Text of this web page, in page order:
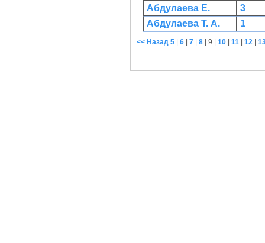
Абдулаева Е.
3
Абдулаева Т. А.
1
<< Назад 5 6 7 8 9 10 11 12